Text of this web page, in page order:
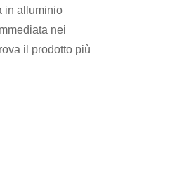
in alluminio
nei
il prodotto più